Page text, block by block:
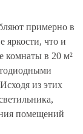
примерно в
яркости, что и
комнаты в 20 м²
из этих
помещений